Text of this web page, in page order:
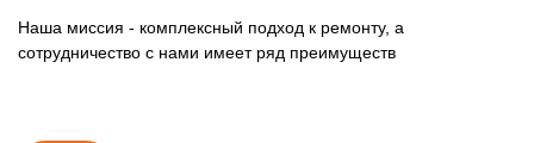
Наша миссия - комплексный подход к ремонту, а
сотрудничество с нами имеет ряд преимуществ